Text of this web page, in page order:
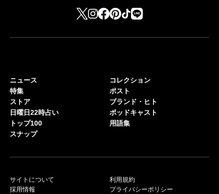
ニュース
特集
ストア
日曜日22時占い
トップ100
スナップ
コレクション
ポスト
ブランド・ヒト
ポッドキャスト
用語集
サイトについて
採用情報
利用規約
プライバシーポリシー